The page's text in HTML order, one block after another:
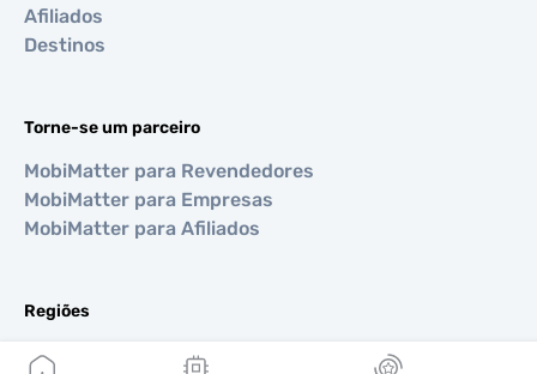
Afiliados
Destinos
Torne-se um parceiro
MobiMatter para Revendedores
MobiMatter para Empresas
MobiMatter para Afiliados
Regiões
eSIM para Europa